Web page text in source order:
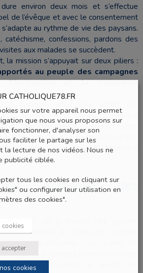
environ deux mois et s’effectue
de l’évêque et avec le consentement
au rythme de vie des paysans.
catéchisme, confessions, pardons des
aux malades se succèdent.
la mission s’appuyait sur deux piliers :
au peuple des campagnes
l’instruction et la croissance
prêtres.
mais touché par la misère qui sévit à
une confrérie de la Charité. Cette
le prélude à la multiplication des
que Vincent mènera bientôt à
France entière.
aumônier des
parler de la misère des galères
Emmanuel de Gondi est général
roi. La chiourme, c’est-à-dire les
d’hommes libres volontaires
d’esclaves prisonniers de guerre, les
CATHOLIQUE78.FR
sur votre appareil nous permet
que nous vous proposons sur
fonctionner, d'analyser son
faciliter le partage sur les
la lecture de nos vidéos. Nous ne
publicité ciblée.
tous les cookies en cliquant sur
ou configurer leur utilisation en
des cookies".
cookies
cookies